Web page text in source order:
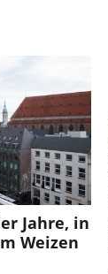
Jahre, in
Weizen